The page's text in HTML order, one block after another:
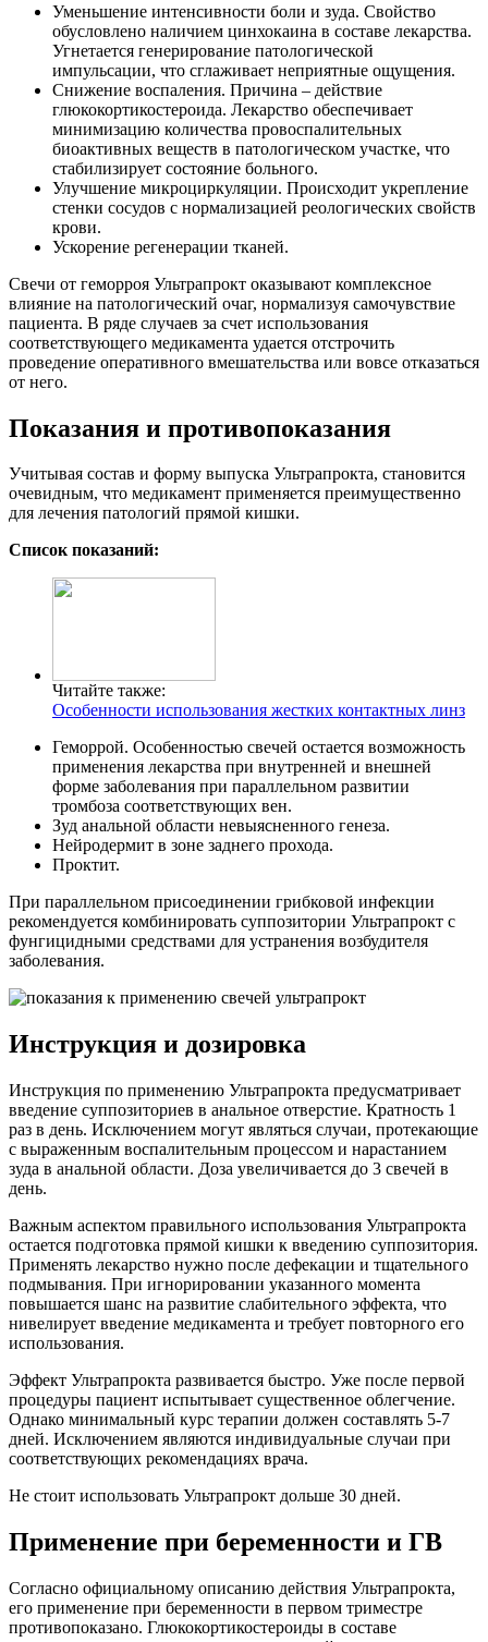
Уменьшение интенсивности боли и зуда. Свойство
обусловлено наличием цинхокаина в составе лекарства.
Угнетается генерирование патологической
импульсации, что сглаживает неприятные ощущения.
Снижение воспаления. Причина – действие
глюкокортикостероида. Лекарство обеспечивает
минимизацию количества провоспалительных
биоактивных веществ в патологическом участке, что
стабилизирует состояние больного.
Улучшение микроциркуляции. Происходит укрепление
стенки сосудов с нормализацией реологических свойств
крови.
Ускорение регенерации тканей.
Свечи от геморроя Ультрапрокт оказывают комплексное
влияние на патологический очаг, нормализуя самочувствие
пациента. В ряде случаев за счет использования
соответствующего медикамента удается отстрочить
проведение оперативного вмешательства или вовсе отказаться
от него.
Показания и противопоказания
Учитывая состав и форму выпуска Ультрапрокта, становится
очевидным, что медикамент применяется преимущественно
для лечения патологий прямой кишки.
Список показаний:
Читайте также:
Особенности использования жестких контактных линз
Геморрой. Особенностью свечей остается возможность
применения лекарства при внутренней и внешней
форме заболевания при параллельном развитии
тромбоза соответствующих вен.
Зуд анальной области невыясненного генеза.
Нейродермит в зоне заднего прохода.
Проктит.
При параллельном присоединении грибковой инфекции
рекомендуется комбинировать суппозитории Ультрапрокт с
фунгицидными средствами для устранения возбудителя
заболевания.
Инструкция и дозировка
Инструкция по применению Ультрапрокта предусматривает
введение суппозиториев в анальное отверстие. Кратность 1
раз в день. Исключением могут являться случаи, протекающие
с выраженным воспалительным процессом и нарастанием
зуда в анальной области. Доза увеличивается до 3 свечей в
день.
Важным аспектом правильного использования Ультрапрокта
остается подготовка прямой кишки к введению суппозитория.
Применять лекарство нужно после дефекации и тщательного
подмывания. При игнорировании указанного момента
повышается шанс на развитие слабительного эффекта, что
нивелирует введение медикамента и требует повторного его
использования.
Эффект Ультрапрокта развивается быстро. Уже после первой
процедуры пациент испытывает существенное облегчение.
Однако минимальный курс терапии должен составлять 5-7
дней. Исключением являются индивидуальные случаи при
соответствующих рекомендациях врача.
Не стоит использовать Ультрапрокт дольше 30 дней.
Применение при беременности и ГВ
Согласно официальному описанию действия Ультрапрокта,
его применение при беременности в первом триместре
противопоказано. Глюкокортикостероиды в составе